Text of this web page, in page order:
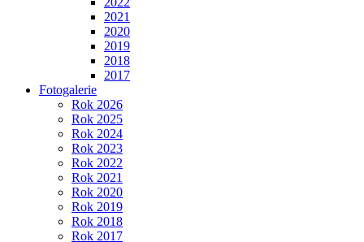
2021
2020
2019
2018
2017
Fotogalerie
Rok 2026
Rok 2025
Rok 2024
Rok 2023
Rok 2022
Rok 2021
Rok 2020
Rok 2019
Rok 2018
Rok 2017